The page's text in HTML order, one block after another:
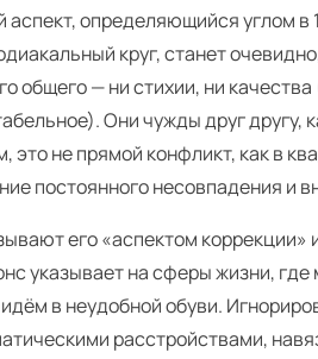
определяющийся углом в
круг, станет
общего — ни стихии, ни
Они чужды друг другу,
это не прямой конфликт, как в
постоянного несовпадения и
его «аспектом коррекции»
указывает на сферы жизни,
в неудобной обуви.
расстройствами,